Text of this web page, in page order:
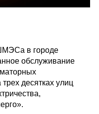
в городе
обслуживание
десятках улиц